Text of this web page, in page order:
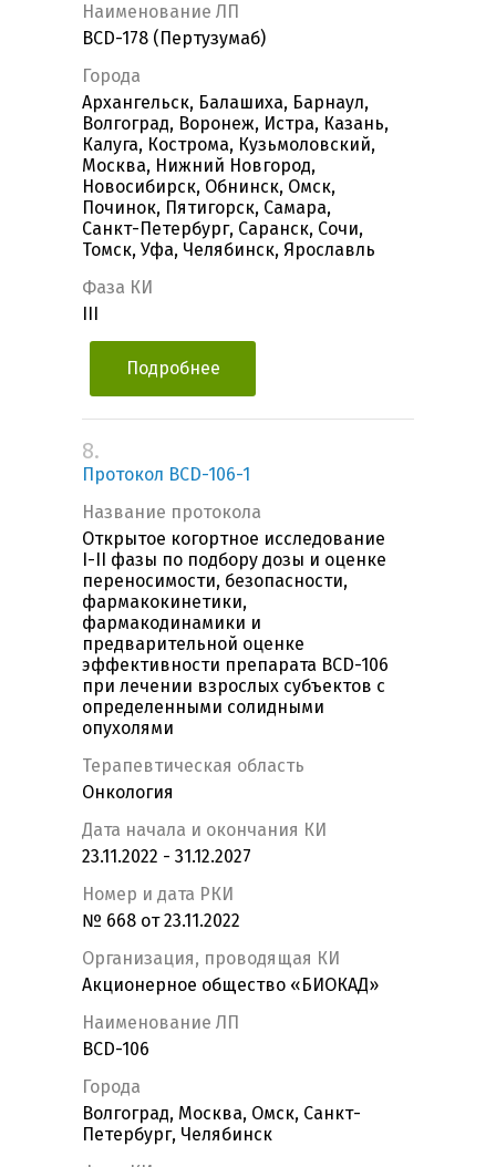
Наименование ЛП
BCD-178 (Пертузумаб)
Города
Архангельск, Балашиха, Барнаул,
Волгоград, Воронеж, Истра, Казань,
Калуга, Кострома, Кузьмоловский,
Москва, Нижний Новгород,
Новосибирск, Обнинск, Омск,
Починок, Пятигорск, Самара,
Санкт-Петербург, Саранск, Сочи,
Томск, Уфа, Челябинск, Ярославль
Фаза КИ
Подробнее
8.
Протокол BCD-106-1
Название протокола
Открытое когортное исследование
I-II фазы по подбору дозы и оценке
переносимости, безопасности,
фармакокинетики,
фармакодинамики и
предварительной оценке
эффективности препарата BCD-106
при лечении взрослых субъектов с
определенными солидными
опухолями
Терапевтическая область
Онкология
Дата начала и окончания КИ
23.11.2022 - 31.12.2027
Номер и дата РКИ
№ 668 от 23.11.2022
Организация, проводящая КИ
Акционерное общество «БИОКАД»
Наименование ЛП
BCD-106
Города
Волгоград, Москва, Омск, Санкт-
Петербург, Челябинск